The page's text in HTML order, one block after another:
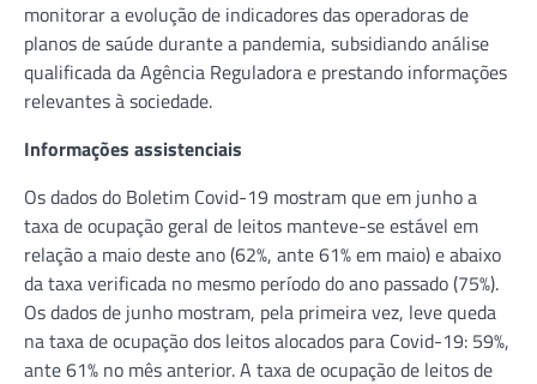
monitorar a evolução de indicadores das operadoras de
planos de saúde durante a pandemia, subsidiando análise
qualificada da Agência Reguladora e prestando informações
relevantes à sociedade.
Informações assistenciais
Os dados do Boletim Covid-19 mostram que em junho a
taxa de ocupação geral de leitos manteve-se estável em
relação a maio deste ano (62%, ante 61% em maio) e abaixo
da taxa verificada no mesmo período do ano passado (75%).
Os dados de junho mostram, pela primeira vez, leve queda
na taxa de ocupação dos leitos alocados para Covid-19: 59%,
ante 61% no mês anterior. A taxa de ocupação de leitos de